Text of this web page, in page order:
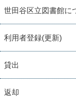
世田谷区立図書館に
利用者登録(更新)
貸出
返却